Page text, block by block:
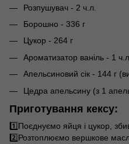
Розпушувач - 2 ч.л.
Борошно - 336 г
Цукор - 264 г
Ароматизатор ваніль - 1 ч.л.
Апельсиновий сік - 144 г
Цедра апельсину (з 1
Приготування кексу:
1️⃣Поєднуємо яйця і цукор,
2️⃣Розтоплюємо вершкове